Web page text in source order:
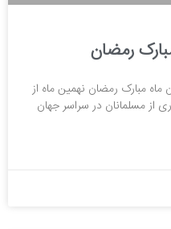
رمضان
ماه مبارک رمضان نهمین ماه از
از مسلمانان در سراسر جهان